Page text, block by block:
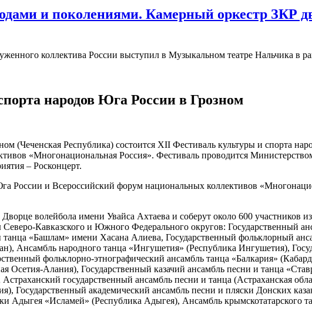
и поколениями. Камерный оркестр ЗКР
коллектива России выступил в Музыкальном театре Нальчика в
народов Юга России в Грозном
(Чеченская Республика) состоится XII Фестиваль культуры и спорта
«Многонациональная Россия». Фестиваль проводится
– Росконцерт.
России и Всероссийский форум национальных коллективов
волейбола имени Увайса Ахтаева и соберут около 600 участников
Кавказского и Южного Федерального округов: Государственный
«Башлам» имени Хасана Алиева, Государственный фольклорный
Ансамбль народного танца «Ингушетия» (Республика Ингушетия),
фольклорно-этнографический ансамбль танца «Балкария»
Осетия-Алания), Государственный казачий ансамбль песни и танца
государственный ансамбль песни и танца (Астраханская
Государственный академический ансамбль песни и пляски Донских
Адыгея «Исламей» (Республика Адыгея), Ансамбль крымскотатарского